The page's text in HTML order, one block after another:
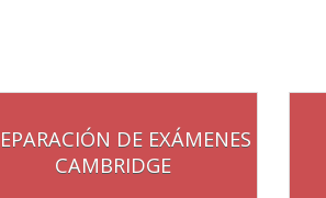
DE EXÁMENES
CAMBRIDGE